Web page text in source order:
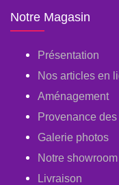
Notre Magasin
Présentation
Nos articles en
Aménagement
Provenance
Galerie photos
Notre showroom
Livraison